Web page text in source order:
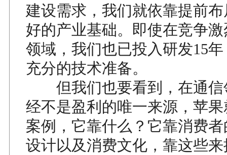
建设需求，我们就依靠提前
好的产业基础。即使在竞争
领域，我们也已投入研发15
充分的技术准备。
但我们也要看到，在通信
经不是盈利的唯一来源，苹
案例，它靠什么？它靠消费
设计以及消费文化，靠这些